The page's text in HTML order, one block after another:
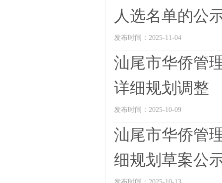
人选名单的公
发布时间：2025-11-04
汕尾市华侨管
详细规划调整
发布时间：2025-10-09
汕尾市华侨管
细规划草案公